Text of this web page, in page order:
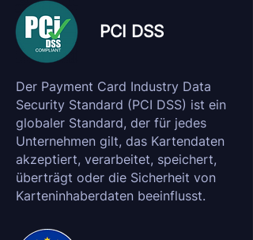
PCI DSS
Der Payment Card Industry Data
Security Standard (PCI DSS) ist ein
globaler Standard, der für jedes
Unternehmen gilt, das Kartendaten
akzeptiert, verarbeitet, speichert,
überträgt oder die Sicherheit von
Karteninhaberdaten beeinflusst.